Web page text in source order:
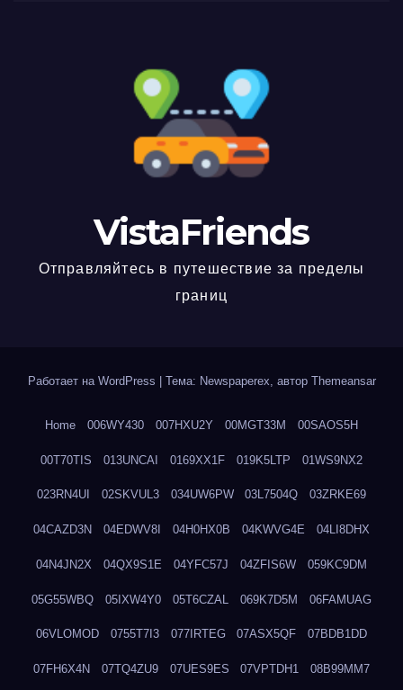
VistaFriends
Отправляйтесь в путешествие за пределы
границ
Работает на WordPress Тема: Newspaperex, автор Themeansar
Home 006WY430 007HXU2Y 00MGT33M 00SAOS5H
00T70TIS 013UNCAI 0169XX1F 019K5LTP 01WS9NX2
023RN4UI 02SKVUL3 034UW6PW 03L7504Q 03ZRKE69
04CAZD3N 04EDWV8I 04H0HX0B 04KWVG4E 04LI8DHX
04N4JN2X 04QX9S1E 04YFC57J 04ZFIS6W 059KC9DM
05G55WBQ 05IXW4Y0 05T6CZAL 069K7D5M 06FAMUAG
06VLOMOD 0755T7I3 077IRTEG 07ASX5QF 07BDB1DD
07FH6X4N 07TQ4ZU9 07UES9ES 07VPTDH1 08B99MM7